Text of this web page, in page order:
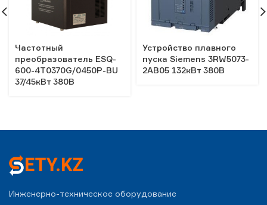
Частотный
преобразователь ESQ-
600-4T0370G/0450P-BU
37/45кВт 380В
Устройство плавного
пуска Siemens 3RW5073-
2AB05 132кВт 380В
Инженерно-техническое оборудование